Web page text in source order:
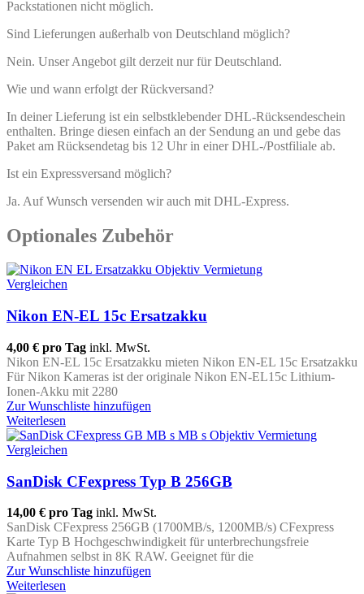
Packstationen nicht möglich.
Sind Lieferungen außerhalb von Deutschland möglich?
Nein. Unser Angebot gilt derzeit nur für Deutschland.
Wie und wann erfolgt der Rückversand?
In deiner Lieferung ist ein selbstklebender DHL-Rücksendeschein
enthalten. Bringe diesen einfach an der Sendung an und gebe das
Paket am Rücksendetag bis 12 Uhr in einer DHL-/Postfiliale ab.
Ist ein Expressversand möglich?
Ja. Auf Wunsch versenden wir auch mit DHL-Express.
Optionales Zubehör
Vergleichen
Nikon EN-EL 15c Ersatzakku
4,00 € pro Tag inkl. MwSt.
Nikon EN-EL 15c Ersatzakku mieten Nikon EN-EL 15c Ersatzakku
Für Nikon Kameras ist der originale Nikon EN-EL15c Lithium-
Ionen-Akku mit 2280
Zur Wunschliste hinzufügen
Weiterlesen
Vergleichen
SanDisk CFexpress Typ B 256GB
14,00 € pro Tag inkl. MwSt.
SanDisk CFexpress 256GB (1700MB/s, 1200MB/s) CFexpress
Karte Typ B Hochgeschwindigkeit für unterbrechungsfreie
Aufnahmen selbst in 8K RAW. Geeignet für die
Zur Wunschliste hinzufügen
Weiterlesen